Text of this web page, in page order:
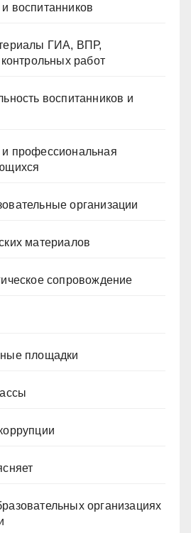
воспитанников
ГИА, ВПР,
работ
воспитанников и
профессиональная
организации
материалов
сопровождение
площадки
организациях